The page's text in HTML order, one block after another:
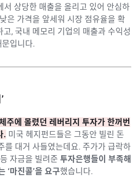
서 상당한 매출을 올리고 있어 안심하
은 가격을 앞세워 시장 점유율을 확
, 국내 메모리 기업의 매출과 수익성
입니다.
주에 몰렸던 레버리지 투자가 한꺼번
. 미국 헤지펀드들은 그동안 빌린 돈
를 대거 사들였는데요. 주가가 급락하
자금을 빌려준 투자은행들이 부족해
‘마진콜’을 요구했습니다.